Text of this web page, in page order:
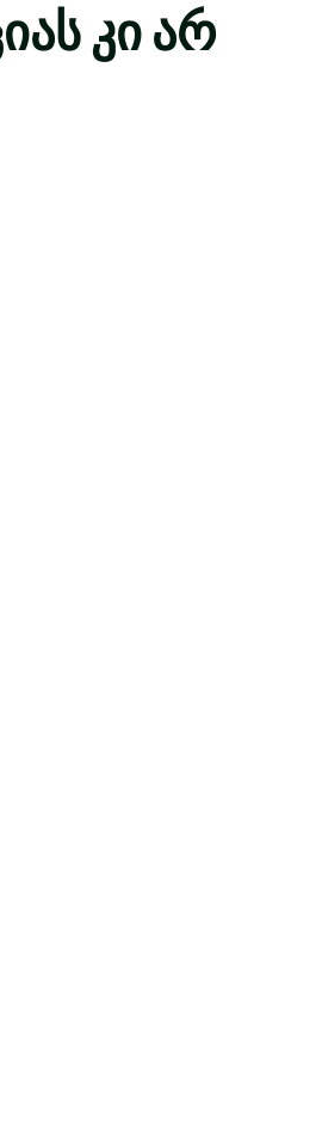
კი არ